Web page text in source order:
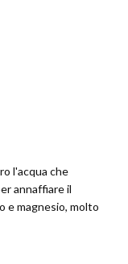
l'acqua che
annaffiare il
e magnesio, molto